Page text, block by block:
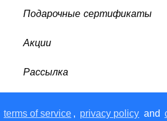
terms of service , privacy policy and
Подарочные сертификаты
Акции
Рассылка